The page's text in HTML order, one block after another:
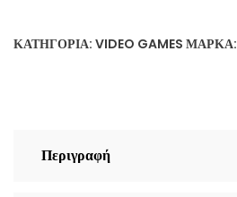
Director's
ποσότητα
ΚΑΤΗΓΟΡΊΑ: VIDEO GAMES ΜΆΡΚΑ:
Περιγραφή